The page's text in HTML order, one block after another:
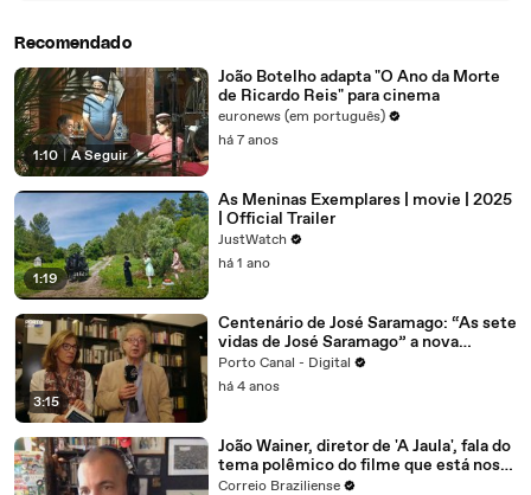
Recomendado
1:10 | A Seguir
João Botelho adapta "O Ano da Morte
de Ricardo Reis" para cinema
euronews (em português)
há 7 anos
1:19
As Meninas Exemplares | movie | 2025
| Official Trailer
JustWatch
há 1 ano
3:15
Centenário de José Saramago: “As sete
vidas de José Saramago” a nova
biografia íntima do autor
Porto Canal - Digital
há 4 anos
João Wainer, diretor de 'A Jaula', fala do
tema polêmico do filme que está nos
cinemas
Correio Braziliense